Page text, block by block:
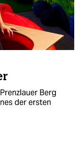
Berg
der ersten